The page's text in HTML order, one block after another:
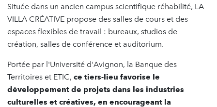
Située dans un ancien campus scientifique réhabilité, LA
VILLA CRÉATIVE propose des salles de cours et des
espaces flexibles de travail : bureaux, studios de
création, salles de conférence et auditorium.
Portée par l'Université d'Avignon, la Banque des
Territoires et ETIC, ce tiers-lieu favorise le
développement de projets dans les industries
culturelles et créatives, en encourageant la